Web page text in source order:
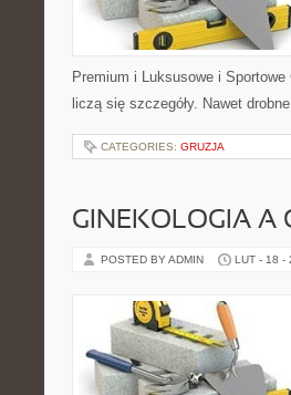
Premium i Luksusowe i
liczą się szczegóły. Nawet
CATEGORIES: GRUZJA
GINEKOLOGIA A
POSTED BY ADMIN LUT - 18 -